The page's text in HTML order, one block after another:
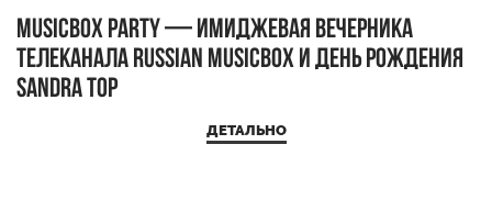
MUSICBOX PARTY — имиджевая вечерника
телеканала RUSSIAN MUSICBOX и день рождения
Sandra Top
ДЕТАЛЬНО